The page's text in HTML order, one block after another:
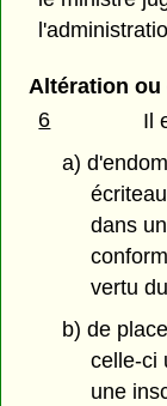
Altération ou
6
Il
a)
dans
vertu
b) de
celle-ci
une